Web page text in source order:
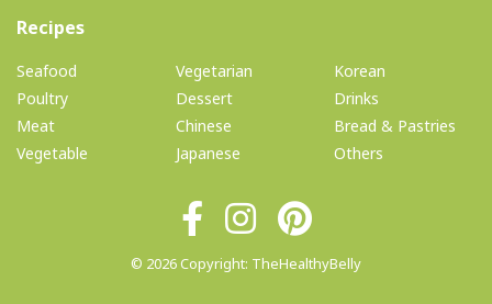
Recipes(current)
Seafood
Poultry
Meat
Vegetable
Vegetarian
Dessert
Chinese
Japanese
Korean
Drinks
Bread & Pastries
Others
© 2026 Copyright: TheHealthyBelly